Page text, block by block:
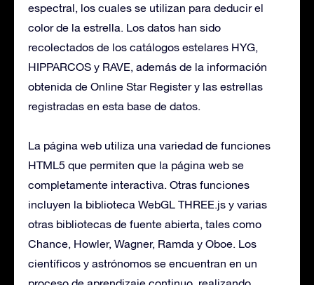
espectral, los cuales se utilizan para deducir el
color de la estrella. Los datos han sido
recolectados de los catálogos estelares HYG,
HIPPARCOS y RAVE, además de la información
obtenida de Online Star Register y las estrellas
registradas en esta base de datos.
La página web utiliza una variedad de funciones
HTML5 que permiten que la página web se
completamente interactiva. Otras funciones
incluyen la biblioteca WebGL THREE.js y varias
otras bibliotecas de fuente abierta, tales como
Chance, Howler, Wagner, Ramda y Oboe. Los
científicos y astrónomos se encuentran en un